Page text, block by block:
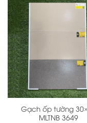
Gạch ốp tường
MLTNB 3649